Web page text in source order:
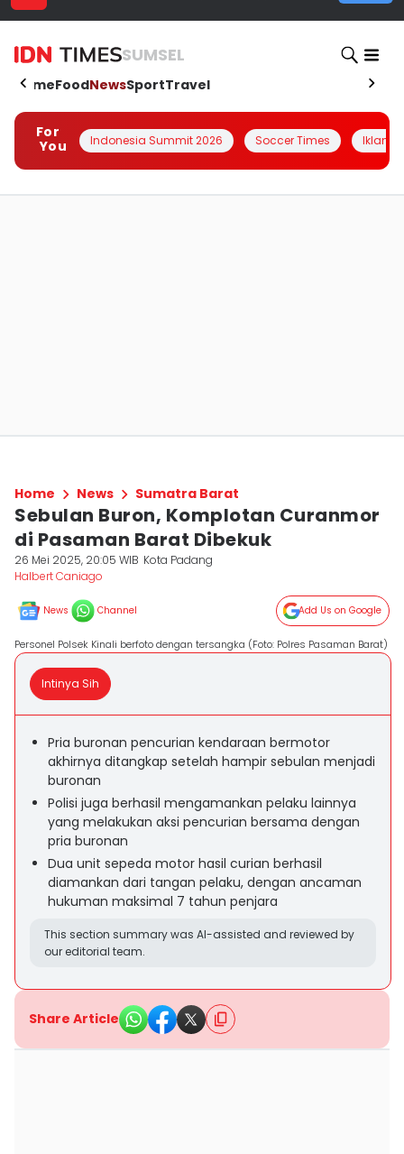
SUMSEL
HomeFoodNewsSportTravel
For
You
Indonesia Summit 2026 Soccer Times Iklanin
Home News Sumatra Barat
Sebulan Buron, Komplotan Curanmor
di Pasaman Barat Dibekuk
26 Mei 2025, 20:05 WIB Kota Padang
Halbert Caniago
News Channel Add Us on Google
Personel Polsek Kinali berfoto dengan tersangka (Foto: Polres Pasaman Barat)
Intinya Sih
Pria buronan pencurian kendaraan bermotor
akhirnya ditangkap setelah hampir sebulan menjadi
buronan
Polisi juga berhasil mengamankan pelaku lainnya
yang melakukan aksi pencurian bersama dengan
pria buronan
Dua unit sepeda motor hasil curian berhasil
diamankan dari tangan pelaku, dengan ancaman
hukuman maksimal 7 tahun penjara
This section summary was AI-assisted and reviewed by
our editorial team.
Share Article